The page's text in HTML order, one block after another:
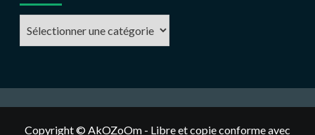
Copyright © AkOZoOm - Libre et copie conforme avec